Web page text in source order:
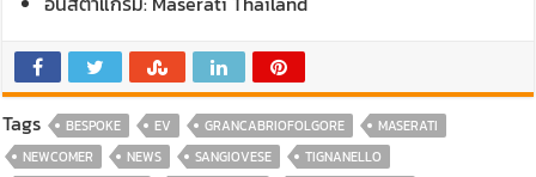
Tags BESPOKE EV GRANCABRIOFOLGORE
MASERATI
NEWCOMER
NEWS SANGIOVESE
TIGNANELLO